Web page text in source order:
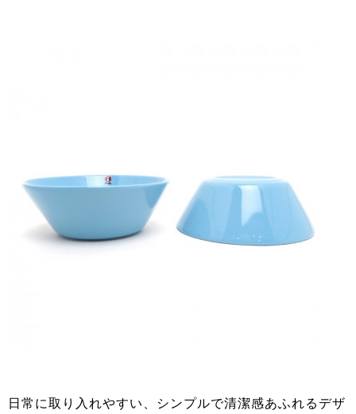
日常に取り入れやすい、シンプルで清潔感あふれるデザ